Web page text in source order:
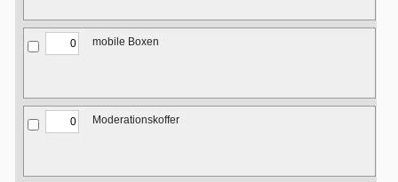
mobile Boxen
Moderationskoffer